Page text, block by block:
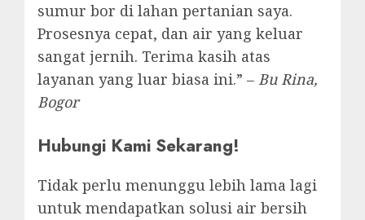
sumur bor di lahan pertanian saya.
Prosesnya cepat, dan air yang keluar
sangat jernih. Terima kasih atas
layanan yang luar biasa ini.” – Bu Rina,
Bogor
Hubungi Kami Sekarang!
Tidak perlu menunggu lebih lama lagi
untuk mendapatkan solusi air bersih